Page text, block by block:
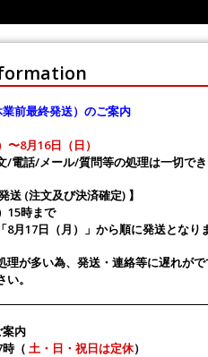
前最終発送）のご案内
〜8月16日（日）
電話/メール/質問等の処理は一切でき
送 (注文及び決済確定) 】
15時まで
月17日（月）」から順に発送となり
理が多い為、発送・連絡等に遅れが
。
内
（ 土・日・祝日は定休）